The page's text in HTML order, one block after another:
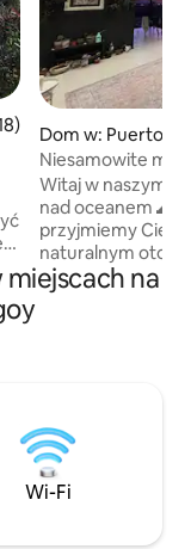
ocena: 5 na 5,
Dom w: Puerto
Niesamowite
otoczone
Witaj w naszym
nad oceanem 🌊
przyjmiemy Cię
naturalnym
ocean, mokradła
miejsce, w
i
Jesteśmy zawsze
potrzebujesz.
na
Wi-Fi